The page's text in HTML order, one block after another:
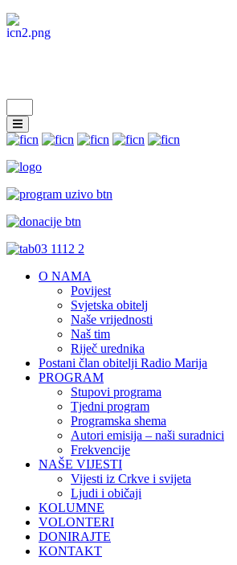
O NAMA
Povijest
Svjetska obitelj
Naše vrijednosti
Naš tim
Riječ urednika
Postani član obitelji Radio Marija
PROGRAM
Stupovi programa
Tjedni program
Programska shema
Autori emisija – naši suradnici
Frekvencije
NAŠE VIJESTI
Vijesti iz Crkve i svijeta
Ljudi i običaji
KOLUMNE
VOLONTERI
DONIRAJTE
KONTAKT